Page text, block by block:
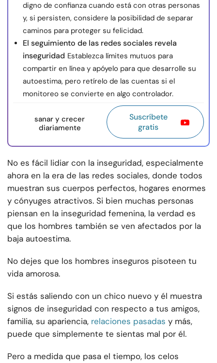
digno de confianza cuando está con otras personas
y, si persisten, considere la posibilidad de separar
caminos para proteger su felicidad.
El seguimiento de las redes sociales revela
inseguridad Establezca límites mutuos para
compartir en línea y apóyelo para que desarrolle su
autoestima, pero retírelo de las cuentas si el
monitoreo se convierte en algo controlador.
sanar y crecer
diariamente
Suscríbete
gratis
No es fácil lidiar con la inseguridad, especialmente
ahora en la era de las redes sociales, donde todos
muestran sus cuerpos perfectos, hogares enormes
y cónyuges atractivos. Si bien muchas personas
piensan en la inseguridad femenina, la verdad es
que los hombres también se ven afectados por la
baja autoestima.
No dejes que los hombres inseguros pisoteen tu
vida amorosa.
Si estás saliendo con un chico nuevo y él muestra
signos de inseguridad con respecto a tus amigos,
familia, su apariencia, relaciones pasadas y más,
puede que simplemente te sientas mal por él.
Pero a medida que pasa el tiempo, los celos